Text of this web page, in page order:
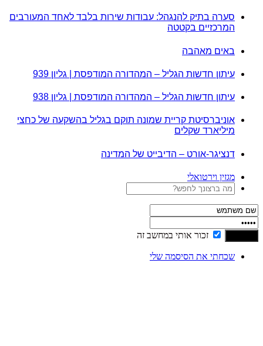
סערה בתיק להנגהל: עבודות שירות בלבד לאחד המעורבים
המרכזיים בקטטה
באים מאהבה
עיתון חדשות הגליל – המהדורה המודפסת | גליון 939
עיתון חדשות הגליל – המהדורה המודפסת | גליון 938
אוניברסיטת קריית שמונה תוקם בגליל בהשקעה של כחצי
מיליארד שקלים
דנציגר-אורט – הדיבייט של המדינה
מגזין וירטואלי
זכור אותי במחשב זה
שכחתי את הסיסמה שלי